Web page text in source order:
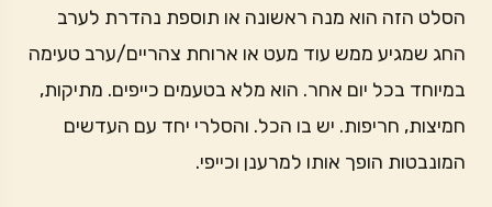
הסלט הזה הוא מנה ראשונה או תוספת נהדרת לערב
החג שמגיע ממש עוד מעט או ארוחת צהריים/ערב טעימה
במיוחד בכל יום אחר. הוא מלא בטעמים כייפים. מתיקות,
חמיצות, חריפות. יש בו הכל. והסלרי יחד עם העדשים
המונבטות הופך אותו למרענן וכייפי.